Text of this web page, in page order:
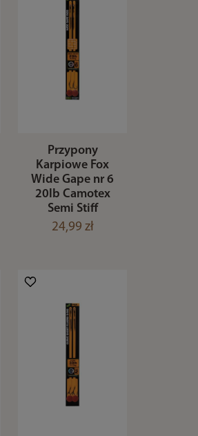
Przypony
Karpiowe Fox
Wide Gape nr 6
20lb Camotex
Semi Stiff
24,99 zł